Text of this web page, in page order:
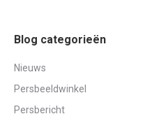
Blog categorieën
Nieuws
Persbeeldwinkel
Persbericht